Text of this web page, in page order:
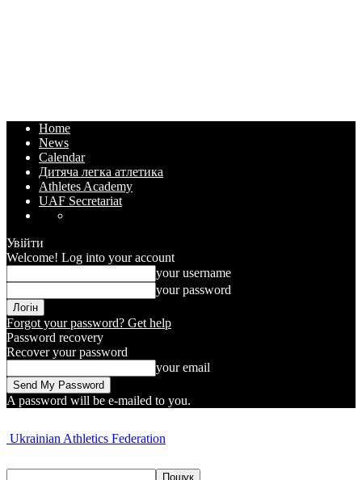
Home
News
Calendar
Дитяча легка атлетика
Athletes Academy
UAF Secretariat
Увійти
Welcome! Log into your account
your username
your password
Forgot your password? Get help
Password recovery
Recover your password
your email
A password will be e-mailed to you.
Ukrainian Athletics Federation